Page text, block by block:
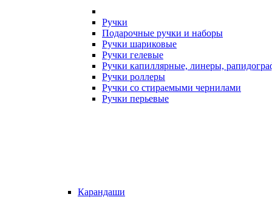
Ручки
Подарочные ручки и наборы
Ручки шариковые
Ручки гелевые
Ручки капиллярные, линеры,
Ручки роллеры
Ручки со стираемыми чернилами
Ручки перьевые
Карандаши